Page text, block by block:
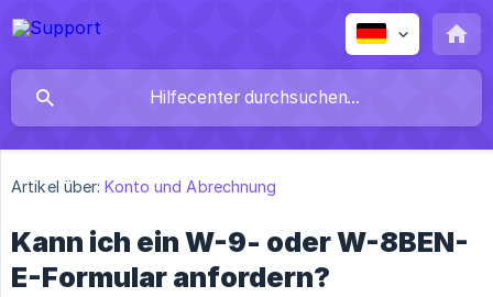
Artikel über: Konto und Abrechnung
Kann ich ein W-9- oder W-8BEN-
E-Formular anfordern?